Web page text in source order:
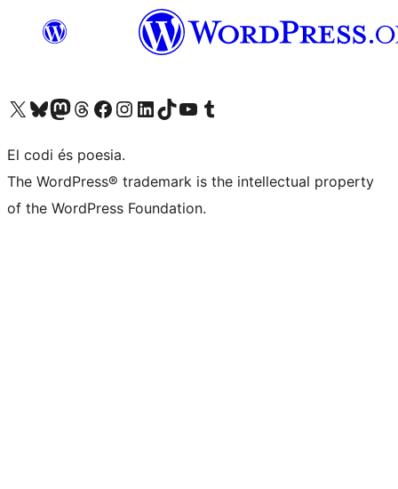
Visiteu el nostre compte X (abans Twitter)
Visiteu el nostre compte de Bluesky
Visiteu el nostre compte al Mastodon
Visiteu el nostre compte de Threads
Visiteu la nostra pàgina al Facebook
Visiteu el nostre compte d'Instagram
Visiteu el nostre compte de LinkedIn
Visiteu el nostre compte de TikTok
Visiteu el nostre canal al YouTube
Visiteu el nostre compte de Tumblr
El codi és poesia.
The WordPress® trademark is the intellectual property
of the WordPress Foundation.